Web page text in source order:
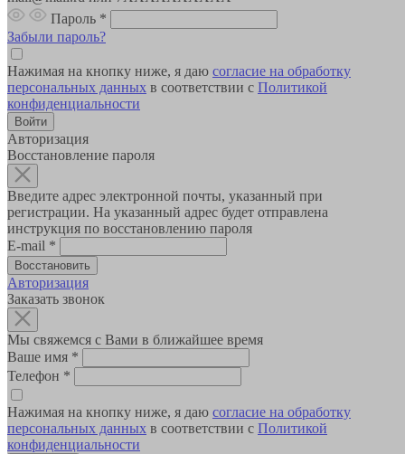
Пароль *
Забыли пароль?
Нажимая на кнопку ниже, я даю согласие на обработку
персональных данных в соответствии с Политикой
конфиденциальности
Авторизация
Восстановление пароля
Введите адрес электронной почты, указанный при
регистрации. На указанный адрес будет отправлена
инструкция по восстановлению пароля
E-mail *
Авторизация
Заказать звонок
Мы свяжемся с Вами в ближайшее время
Ваше имя *
Телефон *
Нажимая на кнопку ниже, я даю согласие на обработку
персональных данных в соответствии с Политикой
конфиденциальности